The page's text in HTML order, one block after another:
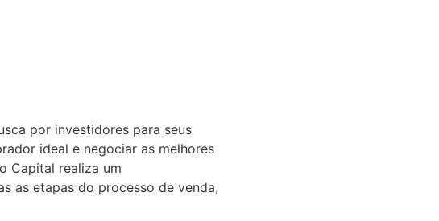
por investidores para seus
ideal e negociar as melhores
Capital realiza um
as etapas do processo de venda,